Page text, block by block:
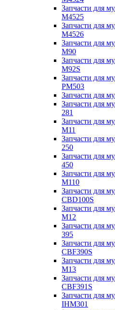
Запчасти для
M4525
Запчасти для
M4526
Запчасти для
M90
Запчасти для
M92S
Запчасти для
PM503
Запчасти для
Запчасти для
281
Запчасти для
M11
Запчасти для
250
Запчасти для
450
Запчасти для
M110
Запчасти для
CBD100S
Запчасти для
M12
Запчасти для
395
Запчасти для
CBF390S
Запчасти для
M13
Запчасти для
CBF391S
Запчасти для
IHM301